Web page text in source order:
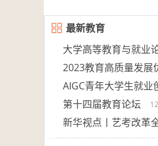
最新教育
大学高等教育与就业
2023教育高质量发展
AIGC青年大学生就
第十四届教育论坛
新华视点丨艺考改革